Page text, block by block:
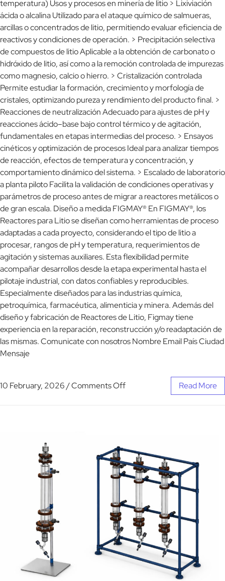
temperatura) Usos y procesos en minería de litio > Lixiviación
ácida o alcalina Utilizado para el ataque químico de salmueras,
arcillas o concentrados de litio, permitiendo evaluar eficiencia de
reactivos y condiciones de operación. > Precipitación selectiva
de compuestos de litio Aplicable a la obtención de carbonato o
hidróxido de litio, así como a la remoción controlada de impurezas
como magnesio, calcio o hierro. > Cristalización controlada
Permite estudiar la formación, crecimiento y morfología de
cristales, optimizando pureza y rendimiento del producto final. >
Reacciones de neutralización Adecuado para ajustes de pH y
reacciones ácido–base bajo control térmico y de agitación,
fundamentales en etapas intermedias del proceso. > Ensayos
cinéticos y optimización de procesos Ideal para analizar tiempos
de reacción, efectos de temperatura y concentración, y
comportamiento dinámico del sistema. > Escalado de laboratorio
a planta piloto Facilita la validación de condiciones operativas y
parámetros de proceso antes de migrar a reactores metálicos o
de gran escala. Diseño a medida FIGMAY® En FIGMAY®, los
Reactores para Litio se diseñan como herramientas de proceso
adaptadas a cada proyecto, considerando el tipo de litio a
procesar, rangos de pH y temperatura, requerimientos de
agitación y sistemas auxiliares. Esta flexibilidad permite
acompañar desarrollos desde la etapa experimental hasta el
pilotaje industrial, con datos confiables y reproducibles.
Especialmente diseñados para las industrias química,
petroquímica, farmacéutica, alimenticia y minera. Además del
diseño y fabricación de Reactores de Litio, Figmay tiene
experiencia en la reparación, reconstrucción y/o readaptación de
las mismas. Comunicate con nosotros Nombre Email País Ciudad
Mensaje
10 February, 2026/Comments Off Read More